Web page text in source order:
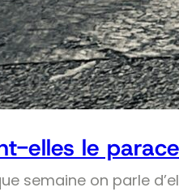
elles le
semaine on parle